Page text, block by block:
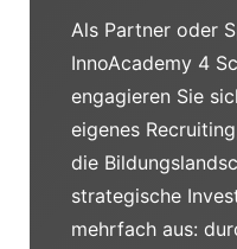
Als Partner oder
InnoAcademy 4
engagieren Sie
eigenes
die
strategische
mehrfach aus: